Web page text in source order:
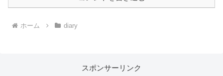
ホーム diary
スポンサーリンク